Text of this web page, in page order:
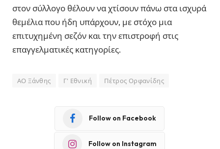
στον σύλλογο θέλουν να χτίσουν πάνω στα ισχυρά
θεμέλια που ήδη υπάρχουν, με στόχο μια
επιτυχημένη σεζόν και την επιστροφή στις
επαγγελματικές κατηγορίες.
ΑΟ Ξάνθης Γ' Εθνική Πέτρος Ορφανίδης
Follow on Facebook
Follow on Instagram